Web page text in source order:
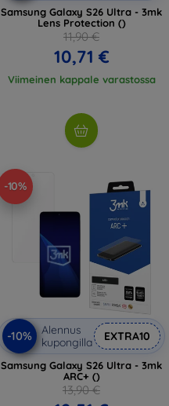
Samsung Galaxy S26 Ultra - 3mk
Lens Protection ()
11,90 €
10,71 €
Viimeinen kappale varastossa
-10%
-10%
Alennus
kupongilla
EXTRA10
Samsung Galaxy S26 Ultra - 3mk
ARC+ ()
13,90 €